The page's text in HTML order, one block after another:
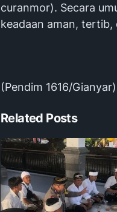
curanmor). Secara
keadaan aman, tertib,
(Pendim 1616/Gianyar)
Related Posts